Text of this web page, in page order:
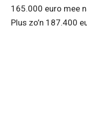
165.000 euro mee
Plus zo’n 187.400